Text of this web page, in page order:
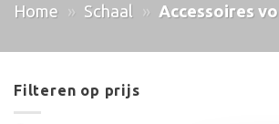
Home » Schaal » Accessoires
Filteren op prijs